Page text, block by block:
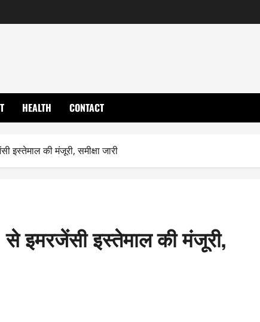
HEALTH CONTACT
की मंजूरी, समीक्षा जारी
इमरजेंसी इस्तेमाल की मंजूरी,